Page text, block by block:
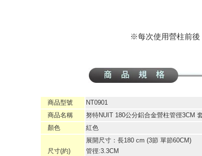
※每次使用營柱前後
商品型號
NT0901
商品名稱
努特NUIT 180公分鋁合金營柱管徑3CM
顏色
紅色
尺寸(約)
展開尺寸：長180 cm (3節 單節60CM)
管徑:3.3CM